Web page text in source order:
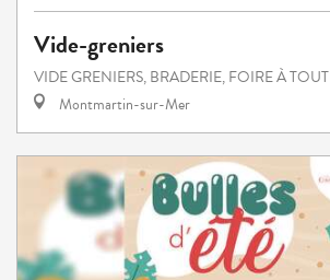
Vide-greniers
VIDE GRENIERS, BRADERIE, FOIRE À TOUT
Montmartin-sur-Mer